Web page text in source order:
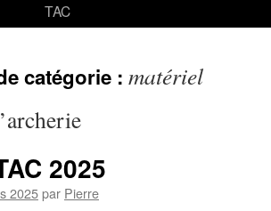
TAC
catégorie : matériel
2025
2025par Pierre